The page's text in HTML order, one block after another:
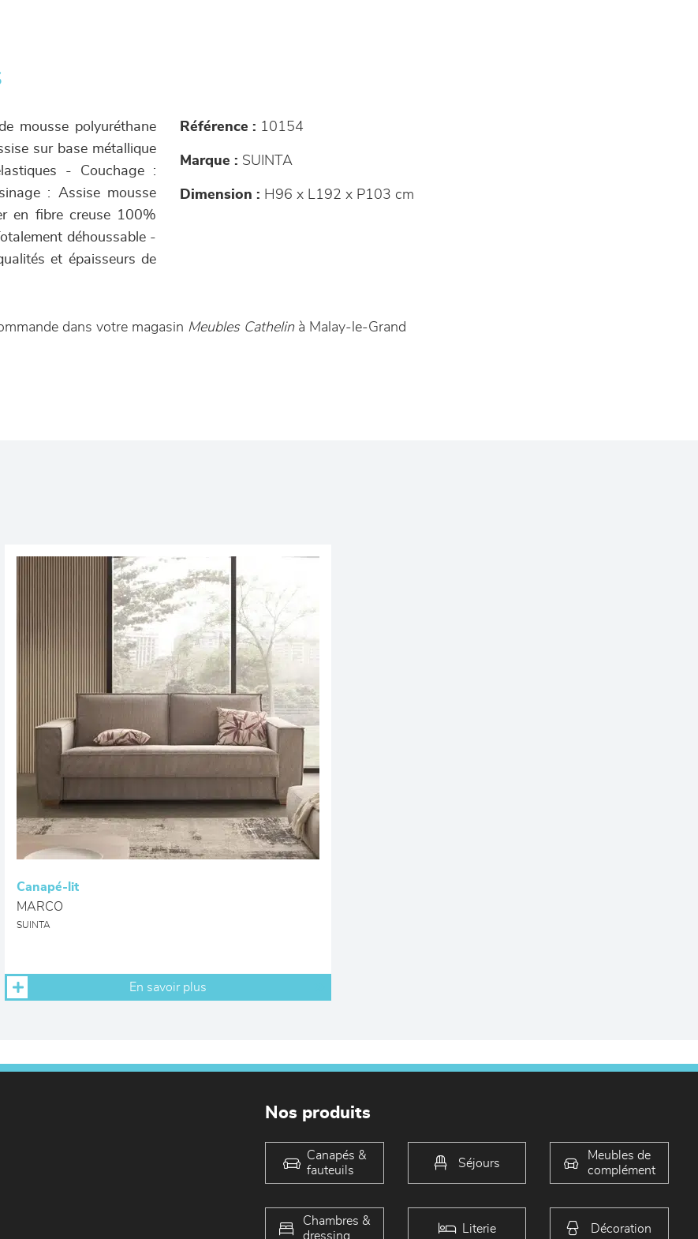
mousse polyuréthane
sur base métallique
- Couchage :
: Assise mousse
en fibre creuse 100%
déhoussable -
et épaisseurs de
Référence : 10154
Marque : SUINTA
Dimension : H96 x L192 x P103 cm
dans votre magasin Meubles Cathelinà Malay-le-Grand
Canapé-lit
MARCO
SUINTA
En savoir plus
Nos produits
Canapés &
fauteuils
Séjours
Meubles de
complément
Chambres &
dressing
Literie Décoration